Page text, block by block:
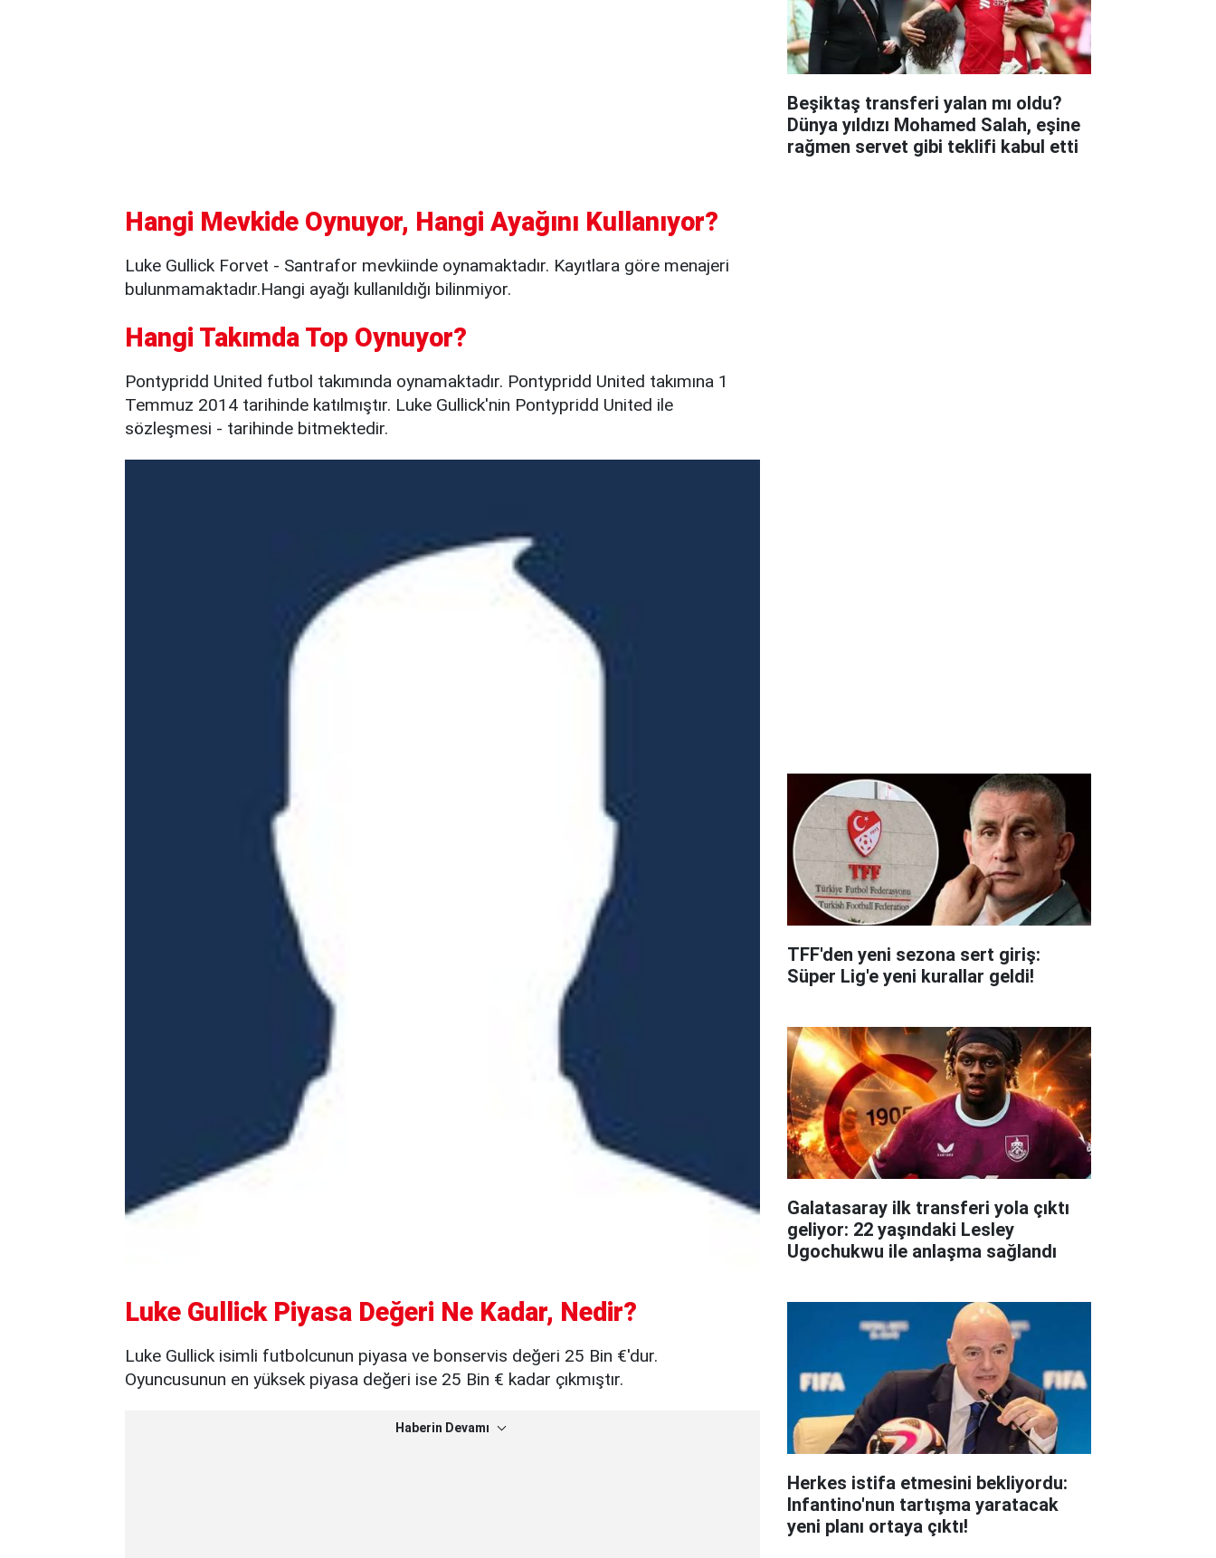
Hangi Mevkide Oynuyor, Hangi Ayağını Kullanıyor?
Luke Gullick Forvet - Santrafor mevkiinde oynamaktadır. Kayıtlara göre menajeri
bulunmamaktadır.Hangi ayağı kullanıldığı bilinmiyor.
Hangi Takımda Top Oynuyor?
Pontypridd United futbol takımında oynamaktadır. Pontypridd United takımına 1
Temmuz 2014 tarihinde katılmıştır. Luke Gullick'nin Pontypridd United ile
sözleşmesi - tarihinde bitmektedir.
Luke Gullick Piyasa Değeri Ne Kadar, Nedir?
Luke Gullick isimli futbolcunun piyasa ve bonservis değeri 25 Bin €'dur.
Oyuncusunun en yüksek piyasa değeri ise 25 Bin € kadar çıkmıştır.
Haberin Devamı
Beşiktaş transferi yalan mı oldu?
Dünya yıldızı Mohamed Salah, eşine
rağmen servet gibi teklifi kabul etti
TFF'den yeni sezona sert giriş:
Süper Lig'e yeni kurallar geldi!
Galatasaray ilk transferi yola çıktı
geliyor: 22 yaşındaki Lesley
Ugochukwu ile anlaşma sağlandı
Herkes istifa etmesini bekliyordu:
Infantino'nun tartışma yaratacak
yeni planı ortaya çıktı!